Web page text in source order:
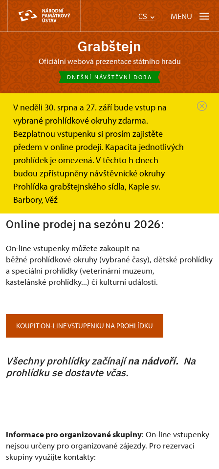
CS MENU
Grabštejn
oficiální webová prezentace státního hradu
DNEŠNÍ NÁVŠTĚVNÍ DOBA
V neděli 30. srpna a 27. září bude vstup na
vybrané prohlídkové okruhy zdarma.
Bezplatnou vstupenku si prosím zajistěte
předem v online prodeji. Kapacita jednotlivých
prohlídek je omezená. V těchto h dnech
budou zpřístupněny návštěvnické okruhy
Prohlídka grabštejnského sídla, Kaple sv.
Barbory, Věž
Grabštejn
Online vstupenky a dárkové poukazy
Online vstupenky
On-line nákup vstupenek na hrad
Grabštejn
Ušetřete svůj čas a kupte si vstupenky v předstihu
a z pohodlí domova.
Online prodej na sezónu 2026:
On-line vstupenky můžete zakoupit na
běžné prohlídkové okruhy (vybrané časy), dětské prohlídky
a speciální prohlídky (veterinární muzeum,
kastelánské prohlídky...) či kulturní události.
KOUPIT ON-LINE VSTUPENKU NA PROHLÍDKU
Všechny prohlídky začínajína nádvoří. Na
prohlídku se dostavte včas.
Informace pro organizované skupiny: On-line vstupenky
nejsou určeny pro organizované zájezdy. Pro rezervaci
skupiny využijte kontakty: